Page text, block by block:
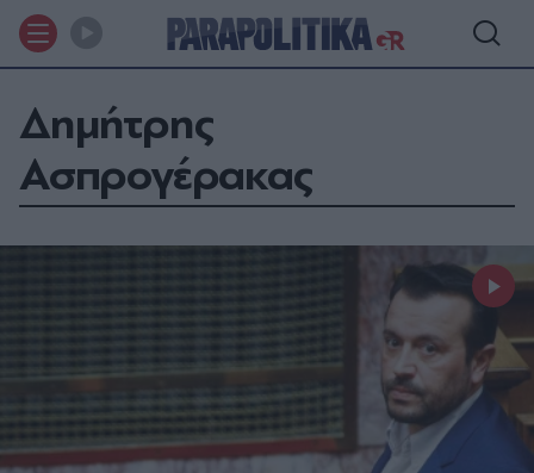
Δημήτρης
Ασπρογέρακας